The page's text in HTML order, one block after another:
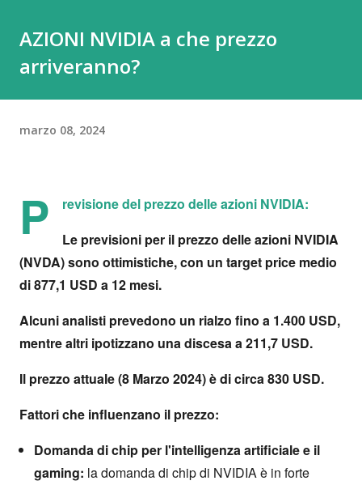
AZIONI NVIDIA a che prezzo
arriveranno?
marzo 08, 2024
P
revisione del prezzo delle azioni NVIDIA:
Le previsioni per il prezzo delle azioni NVIDIA
(NVDA) sono ottimistiche, con un target price medio
di 877,1 USD a 12 mesi.
Alcuni analisti prevedono un rialzo fino a 1.400 USD,
mentre altri ipotizzano una discesa a 211,7 USD.
Il prezzo attuale (8 Marzo 2024) è di circa 830 USD.
Fattori che influenzano il prezzo:
Domanda di chip per l'intelligenza artificiale e il
gaming: la domanda di chip di NVIDIA è in forte